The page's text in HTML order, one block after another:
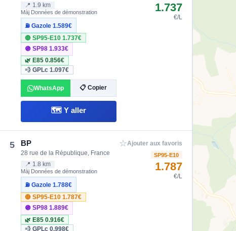
📍 1.9 km
Màj Données de démonstration
⛽ Gazole1.589€
🔴 SP95-E101.737€
🟣 SP981.933€
🌿 E850.856€
💨 GPLc1.097€
WhatsApp 📋 Copier
🗺️ Y aller
1.737
€/L
5 BP
28 rue de la République, France
📍 1.8 km
Màj Données de démonstration
⛽ Gazole1.788€
🔴 SP95-E101.787€
🟣 SP981.889€
🌿 E850.916€
💨 GPLc0.998€
☆Ajouter aux favoris
SP95-E10
1.787
€/L